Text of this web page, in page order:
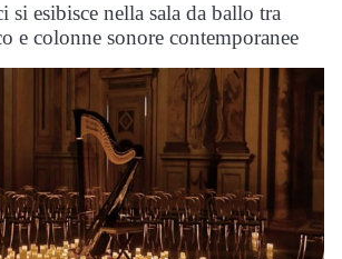
si esibisce nella sala da ballo tra
e colonne sonore contemporanee